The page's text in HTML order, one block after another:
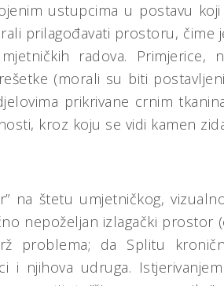
ustupcima u postavu
prilagođavati prostoru,
radova. Primjerice,
(morali su biti
prikrivane crnim
kroz koju se vidi kamen
na štetu umjetničkog,
nepoželjan izlagački prostor
problema; da Splitu
i njihova udruga.